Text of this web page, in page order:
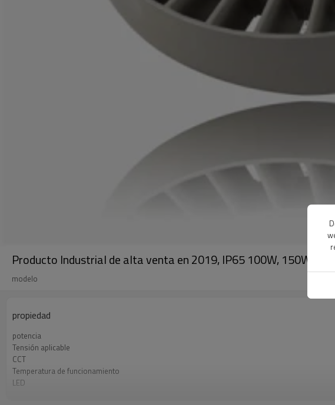
Producto Industrial de alta venta en 2019, IP65 100W, 150W,
modelo
propiedad
potencia
Tensión aplicable
CCT
Temperatura de funcionamiento
LED